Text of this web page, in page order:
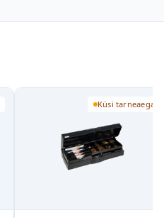
Küsi tarneaega